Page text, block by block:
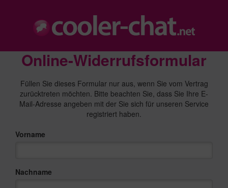
Online-Widerrufsformular
Füllen Sie dieses Formular nur aus, wenn Sie vom Vertrag
zurücktreten möchten. Bitte beachten Sie, dass Sie Ihre E-
Mail-Adresse angeben mit der Sie sich für unseren Service
registriert haben.
Vorname
Nachname